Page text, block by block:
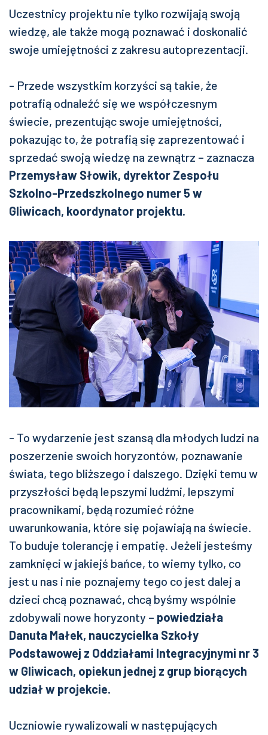
Uczestnicy projektu nie tylko rozwijają swoją
wiedzę, ale także mogą poznawać i doskonalić
swoje umiejętności z zakresu autoprezentacji.
- Przede wszystkim korzyści są takie, że
potrafią odnaleźć się we współczesnym
świecie, prezentując swoje umiejętności,
pokazując to, że potrafią się zaprezentować i
sprzedać swoją wiedzę na zewnątrz – zaznacza
Przemysław Słowik, dyrektor Zespołu
Szkolno-Przedszkolnego numer 5 w
Gliwicach, koordynator projektu.
- To wydarzenie jest szansą dla młodych ludzi na
poszerzenie swoich horyzontów, poznawanie
świata, tego bliższego i dalszego. Dzięki temu w
przyszłości będą lepszymi ludźmi, lepszymi
pracownikami, będą rozumieć różne
uwarunkowania, które się pojawiają na świecie.
To buduje tolerancję i empatię. Jeżeli jesteśmy
zamknięci w jakiejś bańce, to wiemy tylko, co
jest u nas i nie poznajemy tego co jest dalej a
dzieci chcą poznawać, chcą byśmy wspólnie
zdobywali nowe horyzonty – powiedziała
Danuta Małek, nauczycielka Szkoły
Podstawowej z Oddziałami Integracyjnymi nr 3
w Gliwicach, opiekun jednej z grup biorących
udział w projekcie.
Uczniowie rywalizowali w następujących